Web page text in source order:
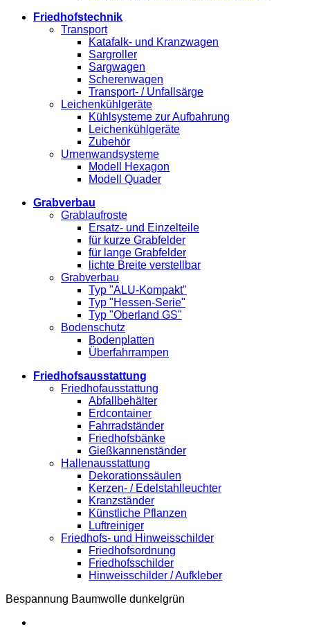
Friedhofstechnik
Transport
Katafalk- und Kranzwagen
Sargroller
Sargwagen
Scherenwagen
Transport- / Unfallsärge
Leichenkühlgeräte
Kühlsysteme zur Aufbahrung
Leichenkühlgeräte
Zubehör
Urnenwandsysteme
Modell Hexagon
Modell Quader
Grabverbau
Grablaufroste
Ersatz- und Einzelteile
für kurze Grabfelder
für lange Grabfelder
lichte Breite verstellbar
Grabverbau
Typ "ALU-Kompakt"
Typ "Hessen-Serie"
Typ "Oberland GS"
Bodenschutz
Bodenplatten
Überfahrrampen
Friedhofsausstattung
Friedhofausstattung
Abfallbehälter
Erdcontainer
Fahrradständer
Friedhofsbänke
Gießkannenständer
Hallenausstattung
Dekorationssäulen
Kerzen- / Edelstahlleuchter
Kranzständer
Künstliche Pflanzen
Luftreiniger
Friedhofs- und Hinweisschilder
Friedhofsordnung
Friedhofsschilder
Hinweisschilder / Aufkleber
Bespannung Baumwolle dunkelgrün